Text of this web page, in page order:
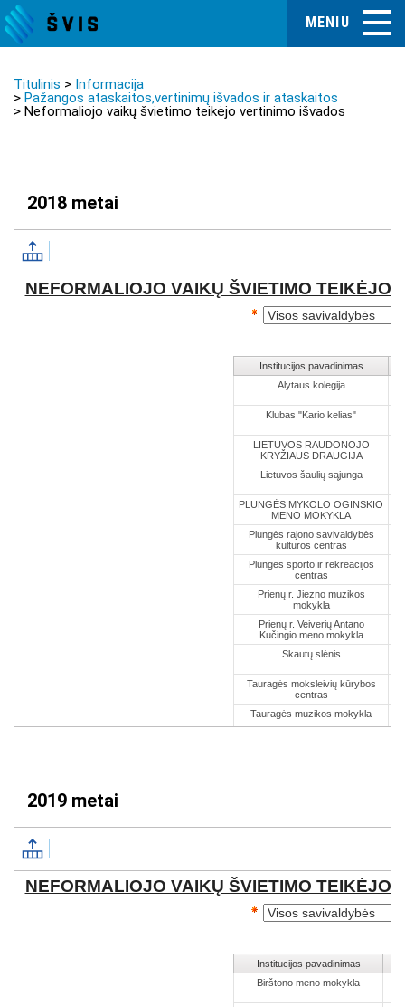
MENIU
Titulinis
Informacija
Pažangos ataskaitos,vertinimų išvados ir ataskaitos
Neformaliojo vaikų švietimo teikėjo vertinimo išvados
2018 metai
2019 metai